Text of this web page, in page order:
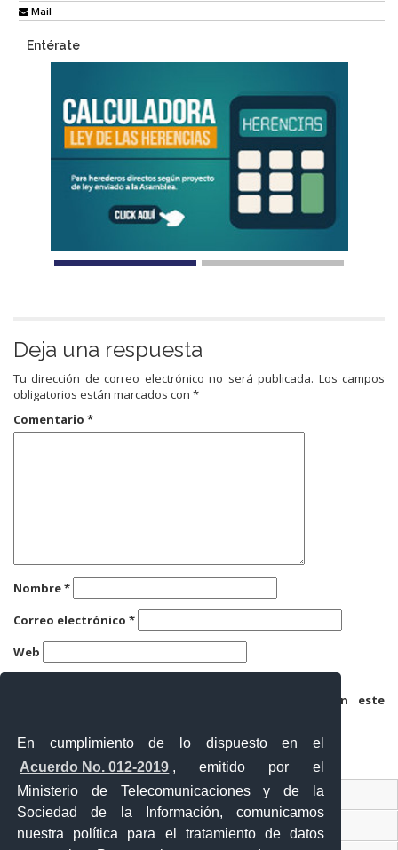
En cumplimiento de lo dispuesto en el
Acuerdo No. 012-2019 , emitido por el
Ministerio de Telecomunicaciones y de la
Sociedad de la Información, comunicamos
nuestra política para el tratamiento de datos
Mail
Entérate
Deja una respuesta
Tu dirección de correo electrónico no será publicada. Los campos
obligatorios están marcados con *
Comentario *
Nombre*
Correo electrónico *
Web
Guarda mi nombre, correo electrónico y web en este
Ventanilla Única Virtual
Ventanilla Única de Comercio Exterior